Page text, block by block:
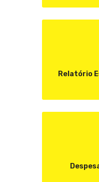
Relatório